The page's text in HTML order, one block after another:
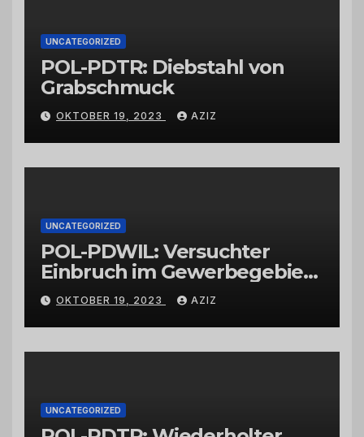
UNCATEGORIZED
POL-PDTR: Diebstahl von
Grabschmuck
OKTOBER 19, 2023 AZIZ
UNCATEGORIZED
POL-PDWIL: Versuchter
Einbruch im Gewerbegebiet
Wittlich
OKTOBER 19, 2023 AZIZ
UNCATEGORIZED